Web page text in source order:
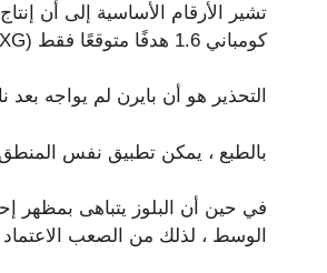
تشير الأرقام الأساسية إلى أن
كومباني 1.6 هدفًا متوقعًا فقط (XG) خلال ثلاث مباريات في الدوري الألماني حتى الآن.
التحذير هو أن بايرن لم يواجه
بالطبع ، يمكن تطبيق نفس
في حين أن البلوز يتباهى بمظهر
الوسط ، لذلك من الصعب الاعتماد